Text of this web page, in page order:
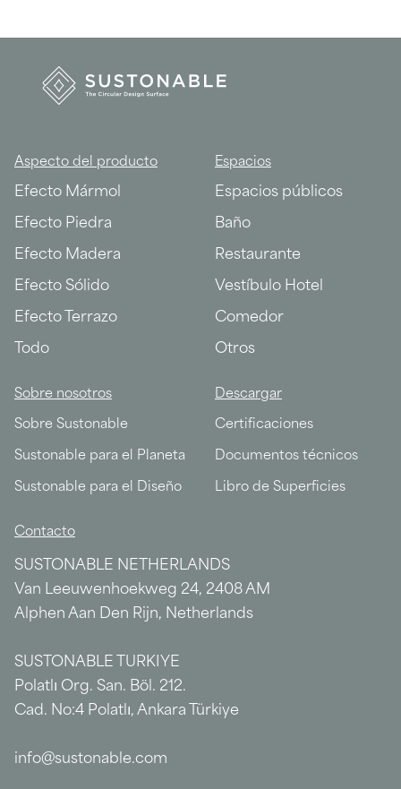
Aspecto del producto
Efecto Mármol
Efecto Piedra
Efecto Madera
Efecto Sólido
Efecto Terrazo
Todo
Espacios
Espacios públicos
Baño
Restaurante
Vestíbulo Hotel
Comedor
Otros
Sobre nosotros
Sobre Sustonable
Sustonable para el Planeta
Sustonable para el Diseño
Descargar
Certificaciones
Documentos técnicos
Libro de Superficies
Contacto
SUSTONABLE NETHERLANDS
Van Leeuwenhoekweg 24, 2408 AM
Alphen Aan Den Rijn, Netherlands
SUSTONABLE TURKIYE
Polatlı Org. San. Böl. 212.
Cad. No:4 Polatlı, Ankara Türkiye
info@sustonable.com